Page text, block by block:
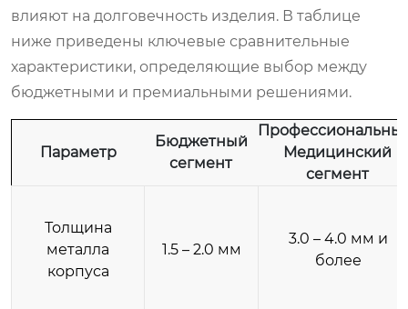
влияют на долговечность изделия. В таблице
ниже приведены ключевые сравнительные
характеристики, определяющие выбор между
бюджетными и премиальными решениями.
Параметр
Бюджетный
сегмент
Медицинский
сегмент
Толщина
металла
корпуса
1.5 – 2.0 мм
3.0 – 4.0 мм и
более